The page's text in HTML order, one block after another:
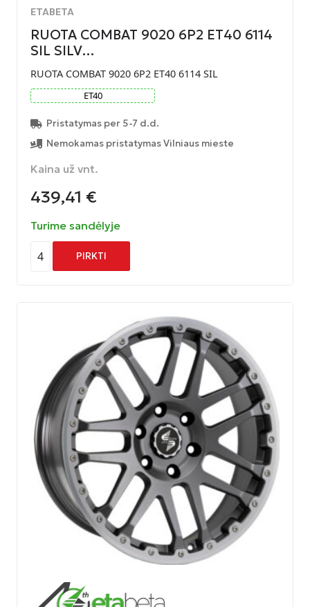
ETABETA
RUOTA COMBAT 9020 6P2 ET40 6114
SIL SILV…
RUOTA COMBAT 9020 6P2 ET40 6114 SIL
ET40
Pristatymas per 5-7 d.d.
Nemokamas pristatymas Vilniaus mieste
Kaina už vnt.
439,41 €
Turime sandėlyje
4 PIRKTI